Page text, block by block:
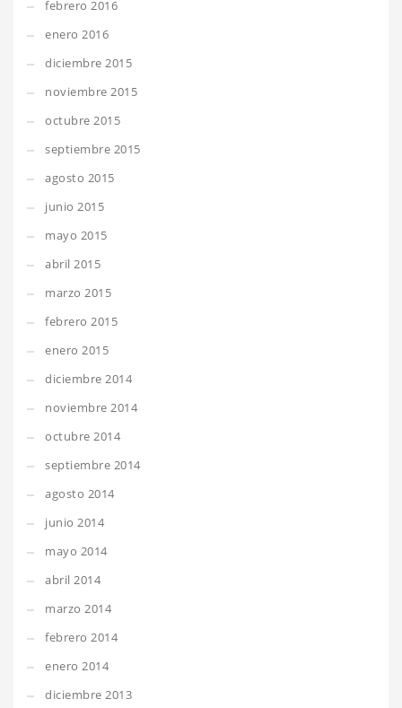
febrero 2016
enero 2016
diciembre 2015
noviembre 2015
octubre 2015
septiembre 2015
agosto 2015
junio 2015
mayo 2015
abril 2015
marzo 2015
febrero 2015
enero 2015
diciembre 2014
noviembre 2014
octubre 2014
septiembre 2014
agosto 2014
junio 2014
mayo 2014
abril 2014
marzo 2014
febrero 2014
enero 2014
diciembre 2013